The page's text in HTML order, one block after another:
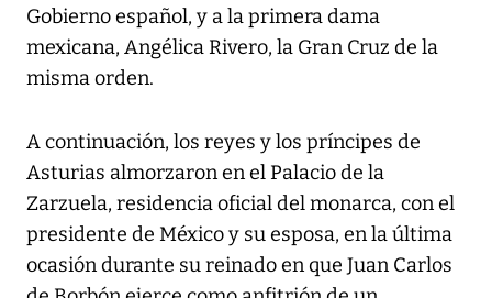
Gobierno español, y a la primera dama
mexicana, Angélica Rivero, la Gran Cruz de la
misma orden.
A continuación, los reyes y los príncipes de
Asturias almorzaron en el Palacio de la
Zarzuela, residencia oficial del monarca, con el
presidente de México y su esposa, en la última
ocasión durante su reinado en que Juan Carlos